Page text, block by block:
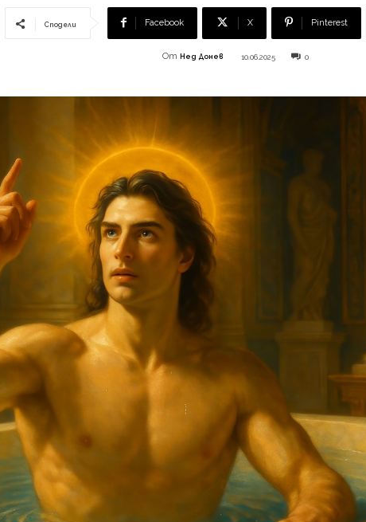
Сподели Facebook X Pinterest
От Нед Донев 10.06.2025 0